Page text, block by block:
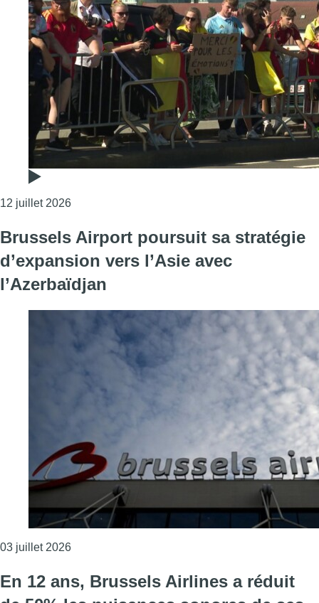
12 juillet 2026Consulter l'article "Coupe du monde: les
Brussels Airport poursuit sa stratégie
d’expansion vers l’Asie avec
l’Azerbaïdjan
03 juillet 2026Consulter l'article "Brussels Airport poursuit sa
En 12 ans, Brussels Airlines a réduit